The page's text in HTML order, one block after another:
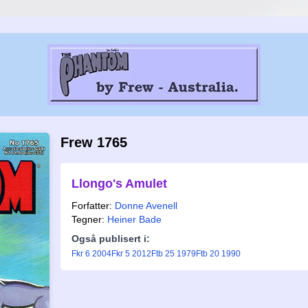
Frew 1765
Llongo's Amulet
Forfatter: Donne Avenell
Tegner: Heiner Bade
Også publisert i:
Fkr 6 2004Fkr 5 2012 Ftb 25 1979 Ftb 20 1990